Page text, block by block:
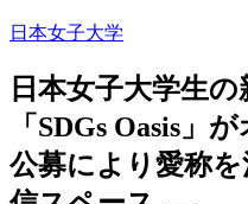
日本女子大学
日本女子大学生
「SDGs Oasis」
公募により愛称を